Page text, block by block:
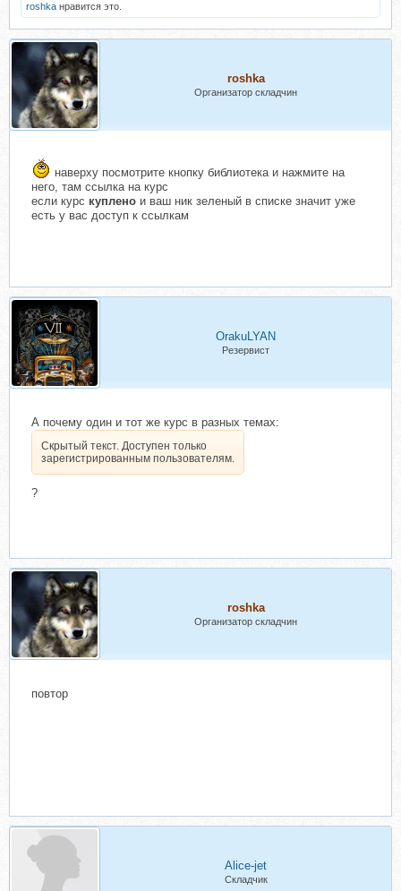
roshka нравится это.
roshka
Организатор складчин
наверху посмотрите кнопку библиотека и нажмите на
него, там ссылка на курс
если курс куплено и ваш ник зеленый в списке значит уже
есть у вас доступ к ссылкам
OrakuLYAN
Резервист
А почему один и тот же курс в разных темах:
Скрытый текст. Доступен только
зарегистрированным пользователям.
?
roshka
Организатор складчин
повтор
Alice-jet
Складчик